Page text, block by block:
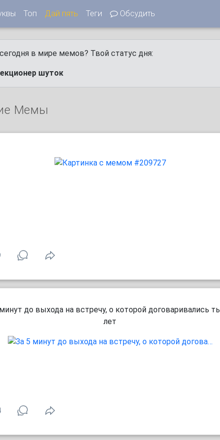
Топ Дай пять Теги Обсудить
в мире мемов? Твой статус дня:
шуток
Мемы
до выхода на встречу, о которой договаривались
лет